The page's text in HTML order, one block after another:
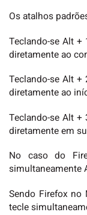
Os atalhos
Teclando-se Alt +
diretamente ao
Teclando-se Alt +
diretamente ao
Teclando-se Alt +
diretamente em
No caso do
simultaneamente
Sendo Firefox no
tecle